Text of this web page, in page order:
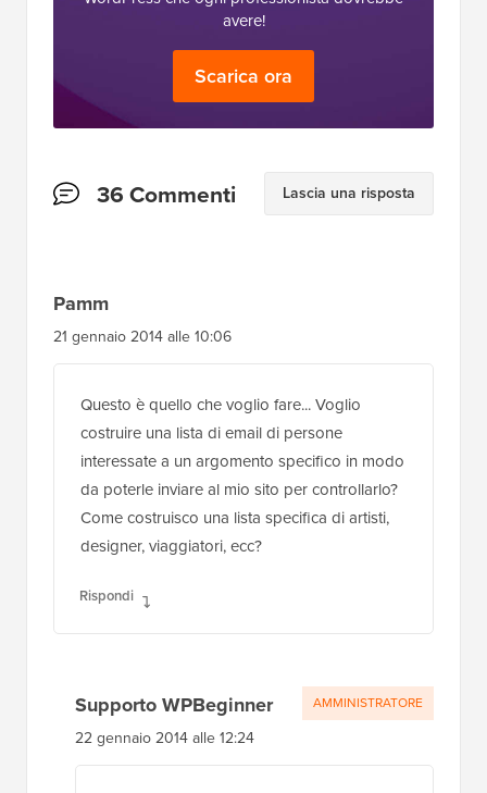
avere!
Scarica ora
Interazioni
36 Commenti Lascia una risposta
Pamm
21 gennaio 2014 alle 10:06
Questo è quello che voglio fare... Voglio
costruire una lista di email di persone
interessate a un argomento specifico in modo
da poterle inviare al mio sito per controllarlo?
Come costruisco una lista specifica di artisti,
designer, viaggiatori, ecc?
Rispondi
Supporto WPBeginner
22 gennaio 2014 alle 12:24
AMMINISTRATORE